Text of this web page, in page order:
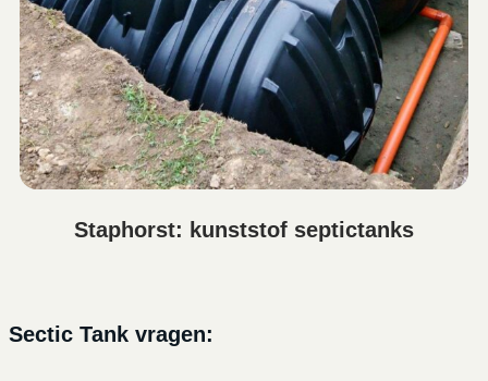
Staphorst: kunststof septictanks
Sectic Tank vragen: